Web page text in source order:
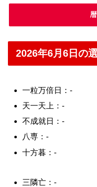
2026年6月6日の
一粒万倍日：-
天一天上：-
不成就日：-
八専：-
十方暮：-
三隣亡：-